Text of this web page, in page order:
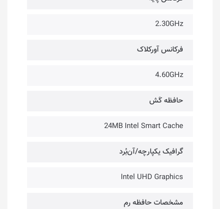
2.30GHz
فرکانس آورکلاک
4.60GHz
حافظه کَش
24MB Intel Smart Cache
گرافیک یکپارچه/آن‌بُرد
Intel UHD Graphics
مشخصات حافظه رم